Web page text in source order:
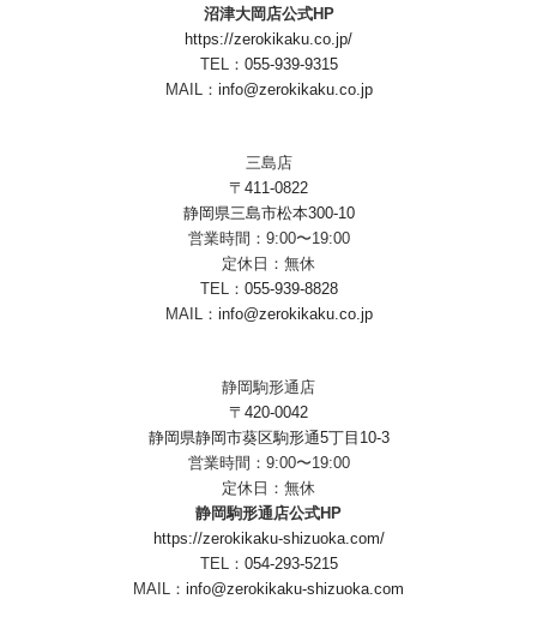
沼津大岡店公式HP
https://zerokikaku.co.jp/
TEL： 055-939-9315
MAIL： info@zerokikaku.co.jp
三島店
〒411-0822
静岡県三島市松本300-10
営業時間：9:00〜19:00
定休日：無休
TEL： 055-939-8828
MAIL： info@zerokikaku.co.jp
静岡駒形通店
〒420-0042
静岡県静岡市葵区駒形通5丁目10-3
営業時間：9:00〜19:00
定休日：無休
静岡駒形通店公式HP
https://zerokikaku-shizuoka.com/
TEL： 054-293-5215
MAIL： info@zerokikaku-shizuoka.com